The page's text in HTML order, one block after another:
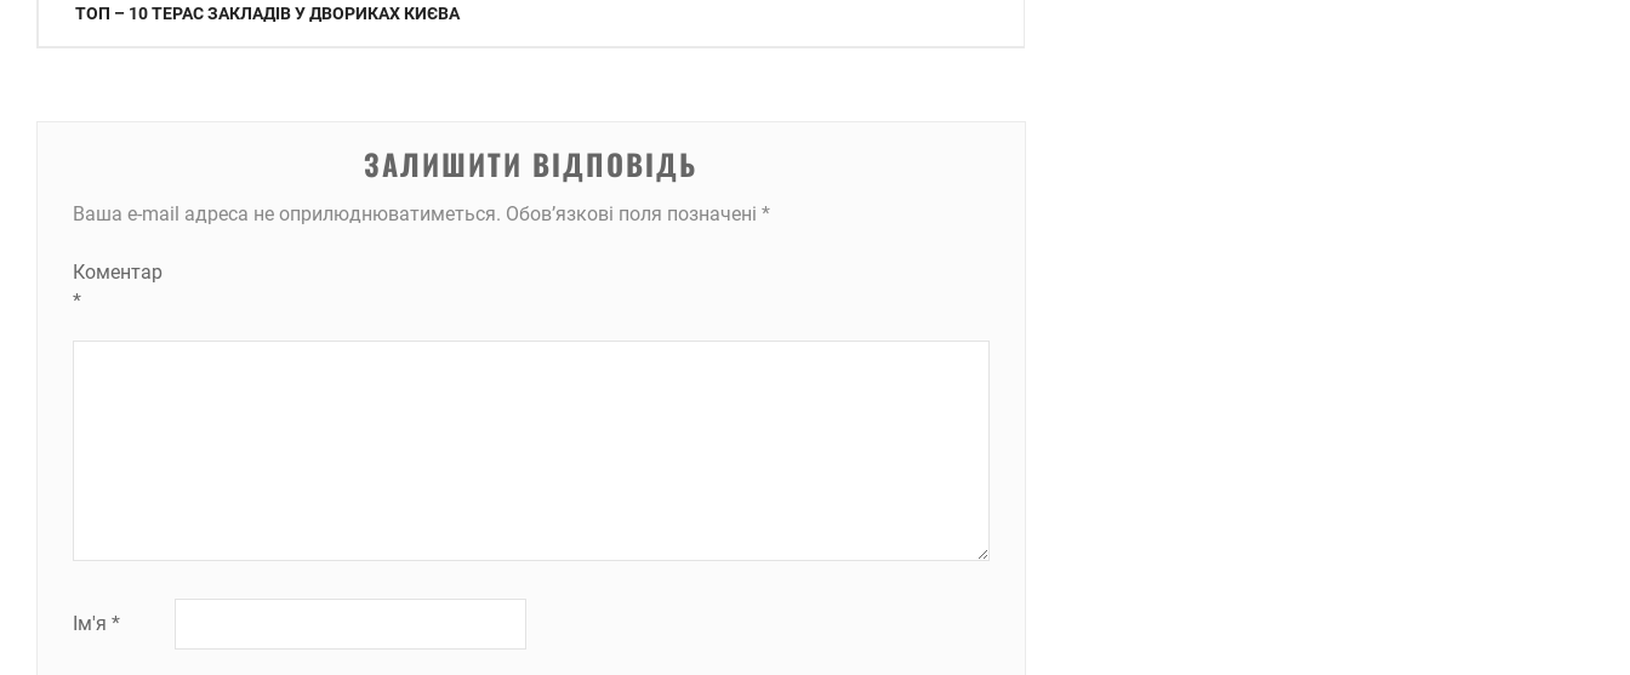
ТОП – 10 ТЕРАС ЗАКЛАДІВ У ДВОРИКАХ КИЄВА
ЗАЛИШИТИ ВІДПОВІДЬ
Ваша e-mail адреса не оприлюднюватиметься. Обов’язкові поля позначені *
Коментар
*
Ім'я *